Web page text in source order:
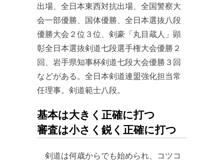
出場、全日本東西対抗出場、全国警察大
会一部優勝、国体優勝、全日本選抜八段
優勝大会２位３位、剣豪「丸目蔵人」顕
彰全日本選抜剣道七段選手権大会優勝２
回、岩手県知事杯剣道七段大会優勝３回
などがある。全日本剣道連盟強化担当常
任理事。剣道範士八段。
基本は大きく正確に打つ
審査は小さく鋭く正確に打つ
剣道は何歳からでも始められ、コツコ